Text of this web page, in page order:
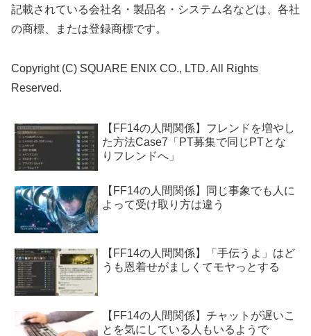
記載されている会社名・製品名・システム名などは、各社
の商標、または登録商標です。
Copyright (C) SQUARE ENIX CO., LTD. All Rights
Reserved.
【FF14の人間関係】フレンドを増やし
た方法Case7「PT募集で同じPTとな
りフレンドへ」
【FF14の人間関係】同じ事象でも人に
よって受け取り方は違う
【FF14の人間関係】「手伝うよ」はど
うも恩着せがましくてモヤっとする
【FF14の人間関係】チャットが遅いこ
とを気にしている人もいるようで